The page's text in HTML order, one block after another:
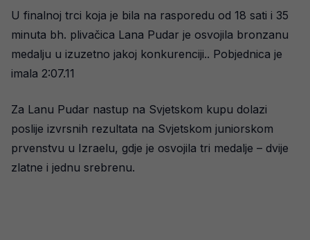
U finalnoj trci koja je bila na rasporedu od 18 sati i 35
minuta bh. plivačica Lana Pudar je osvojila bronzanu
medalju u izuzetno jakoj konkurenciji.. Pobjednica je
imala 2:07.11
Za Lanu Pudar nastup na Svjetskom kupu dolazi
poslije izvrsnih rezultata na Svjetskom juniorskom
prvenstvu u Izraelu, gdje je osvojila tri medalje – dvije
zlatne i jednu srebrenu.